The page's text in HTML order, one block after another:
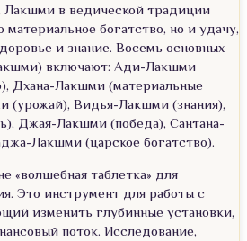
Лакшми в ведической традиции
материальное богатство, но и удачу,
и знание. Восемь основных
включают: Ади-Лакшми
Дхана-Лакшми (материальные
(урожай), Видья-Лакшми (знания),
Джая-Лакшми (победа), Сантана-
Лакшми (царское богатство).
«волшебная таблетка» для
Это инструмент для работы с
изменить глубинные установки,
поток. Исследование,